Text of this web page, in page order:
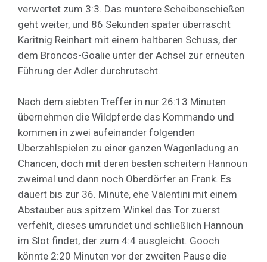
verwertet zum 3:3. Das muntere Scheibenschießen
geht weiter, und 86 Sekunden später überrascht
Karitnig Reinhart mit einem haltbaren Schuss, der
dem Broncos-Goalie unter der Achsel zur erneuten
Führung der Adler durchrutscht.
Nach dem siebten Treffer in nur 26:13 Minuten
übernehmen die Wildpferde das Kommando und
kommen in zwei aufeinander folgenden
Überzahlspielen zu einer ganzen Wagenladung an
Chancen, doch mit deren besten scheitern Hannoun
zweimal und dann noch Oberdörfer an Frank. Es
dauert bis zur 36. Minute, ehe Valentini mit einem
Abstauber aus spitzem Winkel das Tor zuerst
verfehlt, dieses umrundet und schließlich Hannoun
im Slot findet, der zum 4:4 ausgleicht. Gooch
könnte 2:20 Minuten vor der zweiten Pause die